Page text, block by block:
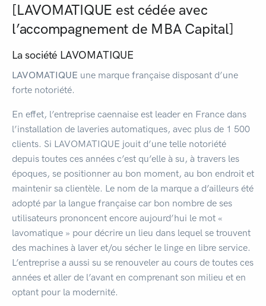
[LAVOMATIQUE est cédée avec
l’accompagnement de MBA Capital]
La société LAVOMATIQUE
LAVOMATIQUE une marque française disposant d’une
forte notoriété.
En effet, l’entreprise caennaise est leader en France dans
l’installation de laveries automatiques, avec plus de 1 500
clients. Si LAVOMATIQUE jouit d’une telle notoriété
depuis toutes ces années c’est qu’elle à su, à travers les
époques, se positionner au bon moment, au bon endroit et
maintenir sa clientèle. Le nom de la marque a d’ailleurs été
adopté par la langue française car bon nombre de ses
utilisateurs prononcent encore aujourd’hui le mot «
lavomatique » pour décrire un lieu dans lequel se trouvent
des machines à laver et/ou sécher le linge en libre service.
L’entreprise a aussi su se renouveler au cours de toutes ces
années et aller de l’avant en comprenant son milieu et en
optant pour la modernité.